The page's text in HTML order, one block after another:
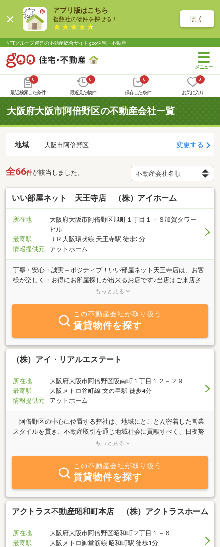
アプリ版はこちら
複数社の物件を探せる！ 開く
NTTグループ運営の不動産総合サイト goo住宅・不動産
0
最近検索した条件
0
最近見た物件
0
保存した条件
0
お気に入り
大阪府大阪市阿倍野区の不動産会社一覧
地域 大阪市阿倍野区 変更する
全66件が該当しました。
いい部屋ネット 天王寺店 （株）アイホーム
所在地
大阪府大阪市阿倍野区旭町１丁目１－８加賀タワー
ビル
最寄駅
ＪＲ大阪環状線 天王寺駅 徒歩3分
情報提供元
アットホーム
丁寧・安心・誠実＋ポジティブ！いい部屋ネット天王寺店は、お客
様が楽しく・お得にお部屋探しが出来るお店です♪当店はご来店さ
れていないお客様に対しても、メール・電話・ＬＩＮＥ・ＺＯＯＭ
のページをご覧になられているお客様は、もう当店のとても大切な
お客様です。どんな事でも経験豊かなスタッフが、丁寧に安心出来
るようお答えしますのでお気軽にご相談ください！エリアごとの治
安面・利便性も丁寧に説明します、お客様にぴったりのお部屋を安
心して見つけて下さい！
もっと見る
この不動産会社が取り扱う
賃貸物件を探す
（株）アイ・リアルエステート
所在地
大阪府大阪市阿倍野区阪南町１丁目１２－２９
最寄駅
大阪メトロ谷町線 文の里駅 徒歩4分
情報提供元
アットホーム
阿倍野区の中心に位置する弊社は、地域にとことん密着した営業
スタイルを貫き、不動産取引を通じ地域社会に貢献すべく、日夜努
力と勉強と工夫を重ねています。 先行きがどんどん見えにくくな
資産である不動産が重宝されるものであると我々は考えておりま
す。 創業以来『情報の質・量の向上』と『先を見る力』の２点の
強化を最重要課題として取り組んでいる（株）アイ・リアルエステ
ートは、必ず皆様のお役にたてる不動産のプロフェッショナル集団
です。 まずはお気軽にご来店ください。 皆様からのご連絡・ご
相談を社員一同心よりお待ちいたしております。
もっと見る
この不動産会社が取り扱う
賃貸物件を探す
アクトラス不動産昭和町本店 （株）アクトラスホーム
所在地
大阪府大阪市阿倍野区昭和町２丁目１－６
最寄駅
大阪メトロ御堂筋線 昭和町駅 徒歩1分